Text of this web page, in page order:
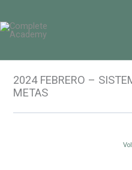
al
contenido
2024 FEBRERO –
METAS